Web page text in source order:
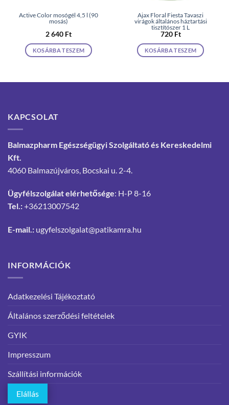
Active Color mosógél 4,5 l (90
mosás)
2 640 Ft
KOSÁRBA TESZEM
Ajax Floral Fiesta Tavaszi
virágok általános háztartási
tisztítószer 1 L
720 Ft
KOSÁRBA TESZEM
KAPCSOLAT
Balmazpharm Egészségügyi Szolgáltató és Kereskedelmi
Kft.
4060 Balmazújváros, Bocskai u. 2-4.
Ügyfélszolgálat elérhetősége: H-P 8-16
Tel.:+36213007542
E-mail.: ugyfelszolgalat@patikamra.hu
INFORMÁCIÓK
Adatkezelési Tájékoztató
Általános szerződési feltételek
GYIK
Impresszum
Szállítási információk
Elállás